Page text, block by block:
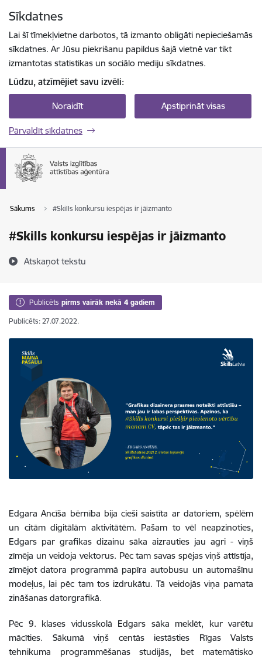
Sīkdatnes
Lai šī tīmekļvietne darbotos, tā izmanto obligāti nepieciešamās
sīkdatnes. Ar Jūsu piekrišanu papildus šajā vietnē var tikt
izmantotas statistikas un sociālo mediju sīkdatnes.
Lūdzu, atzīmējiet savu izvēli:
Noraidīt Apstiprināt visas
Pārvaldīt sīkdatnes
Sākums #Skills konkursu iespējas ir jāizmanto
#Skills konkursu iespējas ir jāizmanto
Atskaņot tekstu
Publicēts pirms vairāk nekā 4 gadiem
Publicēts: 27.07.2022.
Edgara Ancīša bērnība bija cieši saistīta ar datoriem, spēlēm
un citām digitālām aktivitātēm. Pašam to vēl neapzinoties,
Edgars par grafikas dizainu sāka aizrauties jau agri - viņš
zīmēja un veidoja vektorus. Pēc tam savas spējas viņš attīstīja,
zīmējot datora programmā papīra autobusu un automašīnu
modeļus, lai pēc tam tos izdrukātu. Tā veidojās viņa pamata
zināšanas datorgrafikā.
Pēc 9. klases vidusskolā Edgars sāka meklēt, kur varētu
mācīties. Sākumā viņš centās iestāsties Rīgas Valsts
tehnikuma programmēšanas studijās, bet matemātisko